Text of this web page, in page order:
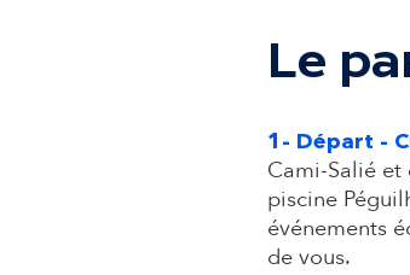
Le
1- Départ -
Cami-Salié et
piscine
événements
de vous.​